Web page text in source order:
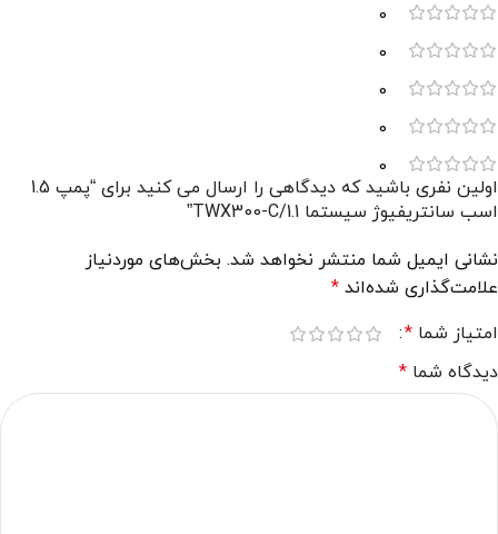
0
0
0
0
0
اولین نفری باشید که دیدگاهی را ارسال می کنید برای “پمپ 1.5
اسب سانتریفیوژ سیستما TWX300-C/1.1”
نشانی ایمیل شما منتشر نخواهد شد. بخش‌های موردنیاز
علامت‌گذاری شده‌اند *
امتیاز شما *
دیدگاه شما *